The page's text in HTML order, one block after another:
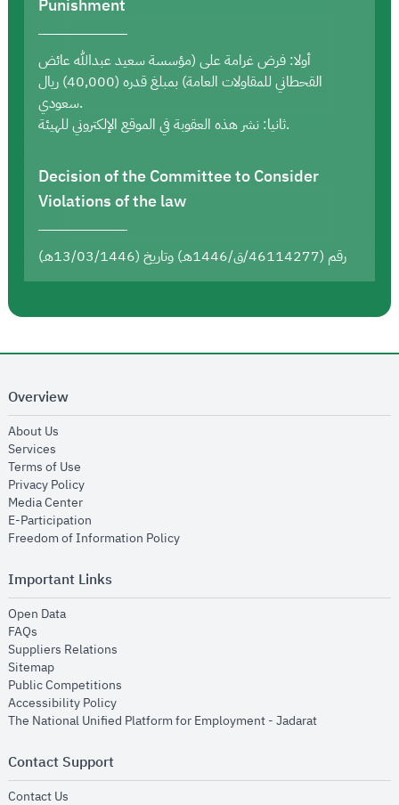
أولا: فرض غرامة على (مؤسسة سعيد عبدالله عائض
القحطاني للمقاولات العامة) بمبلغ قدره (40,000) ريال
سعودي.
ثانيا: نشر هذه العقوبة في الموقع الإلكتروني للهيئة.
Decision of the Committee to Consider
Violations of the law
رقم (46114277/ق/1446هـ) وتاريخ (13/03/1446هـ)
Overview
About Us
Services
Terms of Use
Privacy Policyopens in new window
Media Centeropens in new window
E-Participation
Freedom of Information Policyopens in new window
Important Links
Open Dataopens in new window
FAQs
Suppliers Relations
Sitemapopens in new window
Public Competitions
Accessibility Policyopens in new window
The National Unified Platform for Employment - Jadaratopens in new
Contact Support
Contact Us